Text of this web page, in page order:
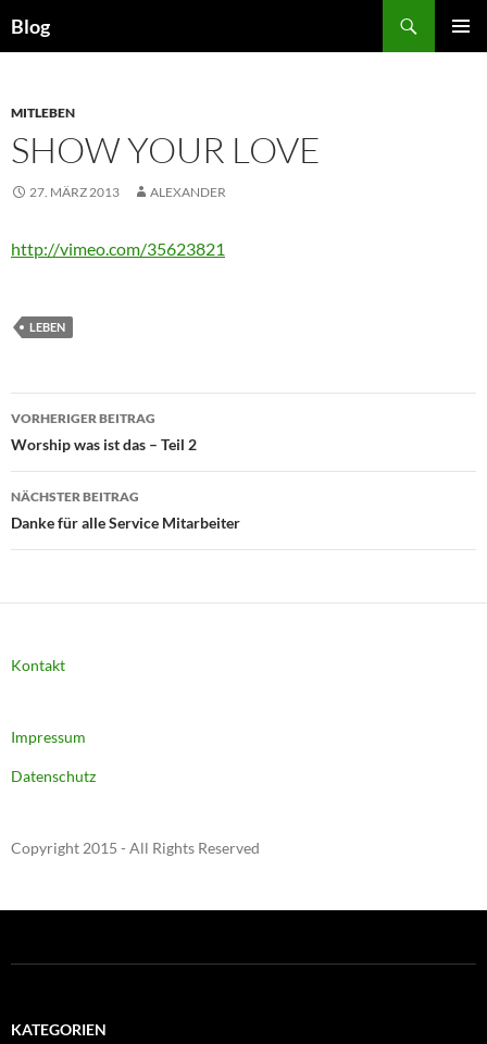
Inhalt
Blog
MITLEBEN
SHOW YOUR LOVE
27. MÄRZ 2013 ALEXANDER
http://vimeo.com/35623821
LEBEN
Beitragsnavigation
VORHERIGER BEITRAG
Worship was ist das – Teil 2
NÄCHSTER BEITRAG
Danke für alle Service Mitarbeiter
Kontakt
Impressum
Datenschutz
Copyright 2015 - All Rights Reserved
KATEGORIEN